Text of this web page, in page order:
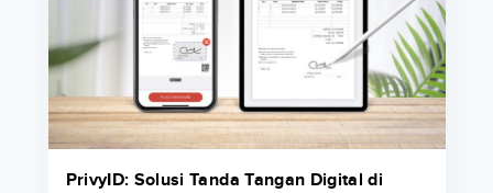
PrivyID: Solusi Tanda Tangan Digital di